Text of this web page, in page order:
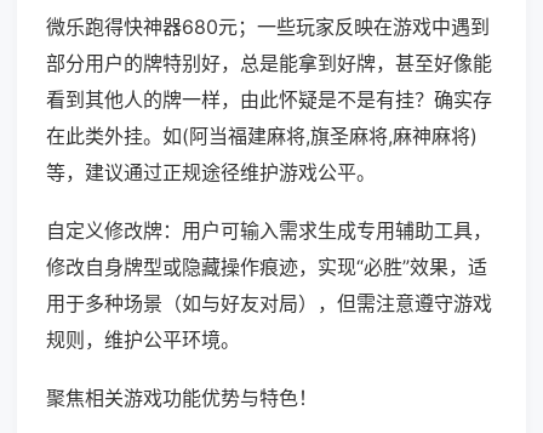
微乐跑得快神器680元；一些玩家反映在游戏中遇到
部分用户的牌特别好，总是能拿到好牌，甚至好像能
看到其他人的牌一样，由此怀疑是不是有挂？确实存
在此类外挂。如(阿当福建麻将,旗圣麻将,麻神麻将)
等，建议通过正规途径维护游戏公平。
自定义修改牌：用户可输入需求生成专用辅助工具，
修改自身牌型或隐藏操作痕迹，实现“必胜”效果，适
用于多种场景（如与好友对局），但需注意遵守游戏
规则，维护公平环境。
聚焦相关游戏功能优势与特色！